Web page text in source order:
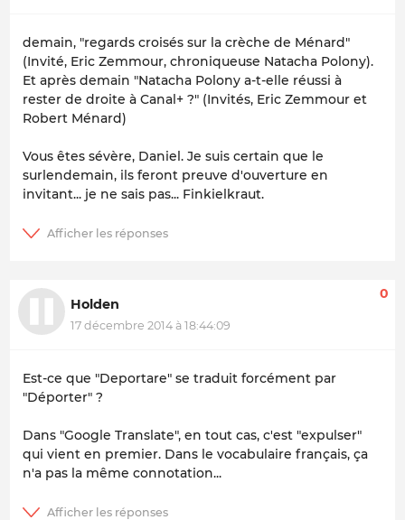
demain, "regards croisés sur la crèche de Ménard"
(Invité, Eric Zemmour, chroniqueuse Natacha Polony).
Et après demain "Natacha Polony a-t-elle réussi à
rester de droite à Canal+ ?" (Invités, Eric Zemmour et
Robert Ménard)
Vous êtes sévère, Daniel. Je suis certain que le
surlendemain, ils feront preuve d'ouverture en
invitant... je ne sais pas... Finkielkraut.
Holden
17 décembre 2014 à 18:44:09
0
Est-ce que "Deportare" se traduit forcément par
"Déporter" ?
Dans "Google Translate", en tout cas, c'est "expulser"
qui vient en premier. Dans le vocabulaire français, ça
n'a pas la même connotation...